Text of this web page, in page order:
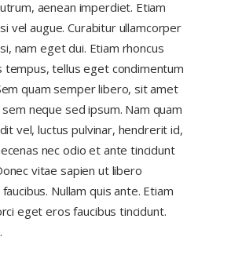
aenean imperdiet. Etiam
vel augue. Curabitur ullamcorper
nam eget dui. Etiam rhoncus
tempus, tellus eget condimentum
quam semper libero, sit amet
neque sed ipsum. Nam quam
vel, luctus pulvinar, hendrerit id,
nec odio et ante tincidunt
vitae sapien ut libero
Nullam quis ante. Etiam
eget eros faucibus tincidunt.